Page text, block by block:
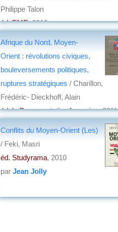
Philippe Talon
éd. EME, 2013
Afrique du Nord, Moyen-
Orient : révolutions civiques,
bouleversements politiques,
ruptures stratégiques / Charillon,
Frédéric- Dieckhoff, Alain
éd. la Documentation française, 2011
Conflits du Moyen-Orient (Les)
/ Feki, Masri
éd. Studyrama, 2010
par Jean Jolly